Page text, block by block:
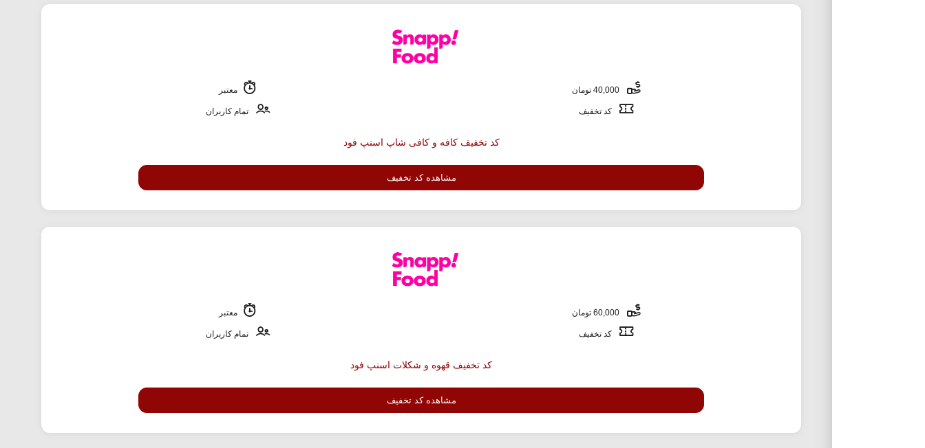
40,000 تومان معتبر
کد تخفیف تمام کاربران
کد تخفیف کافه و کافی شاپ اسنپ فود
مشاهده کد تخفیف
60,000 تومان معتبر
کد تخفیف تمام کاربران
کد تخفیف قهوه و شکلات اسنپ فود
مشاهده کد تخفیف